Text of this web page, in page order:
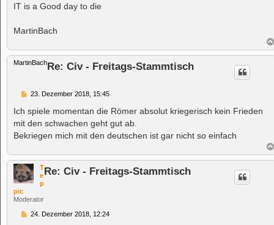
IT is a Good day to die
MartinBach
MartinBachRe: Civ - Freitags-Stammtisch
B
i
r
a
g
23. Dezember 2018, 15:45
Ich spiele momentan die Römer absolut kriegerisch kein Frieden
mit den schwachen geht gut ab.
Bekriegen mich mit den deutschen ist gar nicht so einfach
T
e
p
pic
Moderator
Re: Civ - Freitags-Stammtisch
B24. Dezember 2018, 12:24